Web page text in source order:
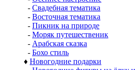
- Свадебная тематика
- Восточная тематика
- Пикник на природе
- Моряк путешественик
- Арабская сказка
- Бохо стиль
♦ Новогодние подарки